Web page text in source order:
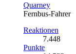
Quarney
Fernbus-Fahrer
Reaktionen
7.448
Punkte